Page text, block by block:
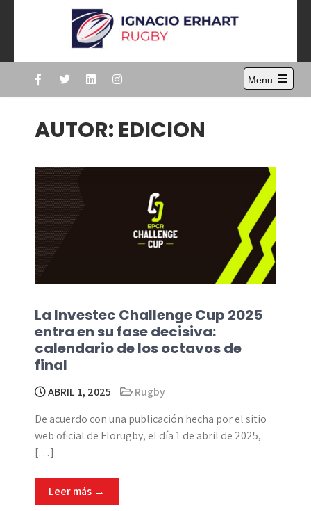
Ignacio Erhart
Rugby
Menu
Open
AUTOR: EDICION
La Investec Challenge Cup 2025
entra en su fase decisiva:
calendario de los octavos de
final
ABRIL 1, 2025
Rugby
De acuerdo con una publicación hecha por el sitio
web oficial de Florugby, el día 1 de abril de 2025,
[…]
Leer más →